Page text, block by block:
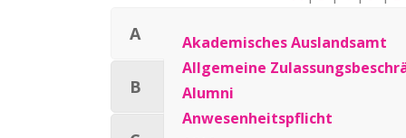
A
B
Akademisches Auslandsamt
Allgemeine
Alumni
Anwesenheitspflicht